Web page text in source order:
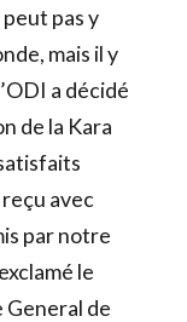
pas y
mais il y
a décidé
de la Kara
avec
par notre
le
de